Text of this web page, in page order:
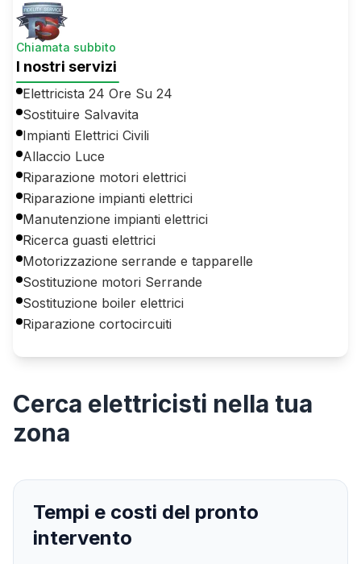
Chiamata subbito
I nostri servizi
Elettricista 24 Ore Su 24
Sostituire Salvavita
Impianti Elettrici Civili
Allaccio Luce
Riparazione motori elettrici
Riparazione impianti elettrici
Manutenzione impianti elettrici
Ricerca guasti elettrici
Motorizzazione serrande e tapparelle
Sostituzione motori Serrande
Sostituzione boiler elettrici
Riparazione cortocircuiti
Cerca elettricisti nella tua
zona
Tempi e costi del pronto
intervento